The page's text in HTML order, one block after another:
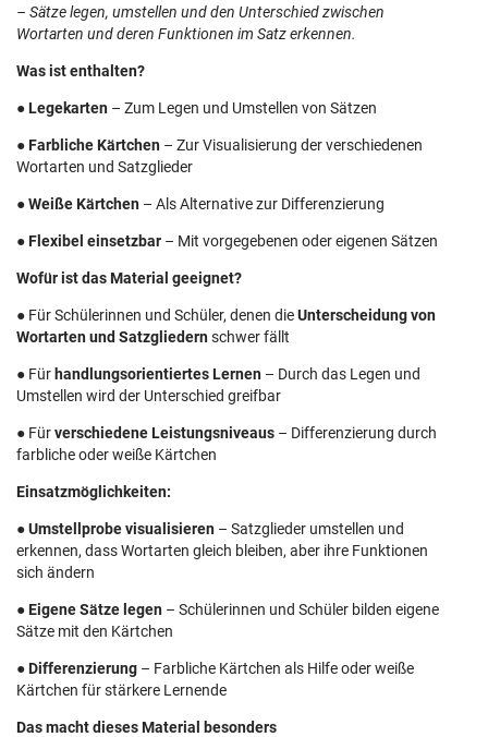
– Sätze legen, umstellen und den Unterschied zwischen
Wortarten und deren Funktionen im Satz erkennen.
Was ist enthalten?
●Legekarten – Zum Legen und Umstellen von Sätzen
●Farbliche Kärtchen – Zur Visualisierung der verschiedenen
Wortarten und Satzglieder
●Weiße Kärtchen – Als Alternative zur Differenzierung
●Flexibel einsetzbar – Mit vorgegebenen oder eigenen Sätzen
Wofür ist das Material geeignet?
● Für Schülerinnen und Schüler, denen dieUnterscheidung von
Wortarten und Satzgliedernschwer fällt
● Für handlungsorientiertes Lernen – Durch das Legen und
Umstellen wird der Unterschied greifbar
● Fürverschiedene Leistungsniveaus – Differenzierung durch
farbliche oder weiße Kärtchen
Einsatzmöglichkeiten:
●Umstellprobe visualisieren – Satzglieder umstellen und
erkennen, dass Wortarten gleich bleiben, aber ihre Funktionen
sich ändern
●Eigene Sätze legen – Schülerinnen und Schüler bilden eigene
Sätze mit den Kärtchen
●Differenzierung – Farbliche Kärtchen als Hilfe oder weiße
Kärtchen für stärkere Lernende
Das macht dieses Material besonders